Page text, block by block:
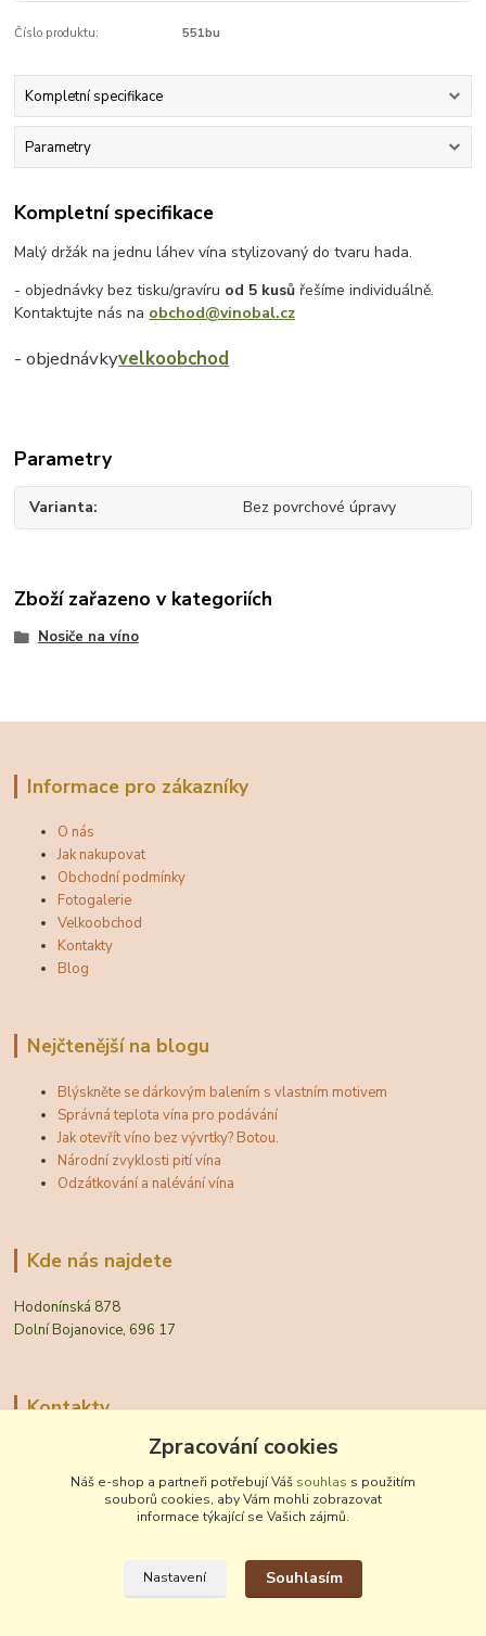
Číslo produktu: 551bu
Kompletní specifikace
Parametry
Kompletní specifikace
Malý držák na jednu láhev vína stylizovaný do tvaru hada.
- objednávky bez tisku/gravíru od 5 kusů řešíme individuálně.
Kontaktujte nás na obchod@vinobal.cz
- objednávkyvelkoobchod
Parametry
Varianta Bez povrchové úpravy
Zboží zařazeno v kategoriích
Nosiče na víno
Informace pro zákazníky
O nás
Jak nakupovat
Obchodní podmínky
Fotogalerie
Velkoobchod
Kontakty
Blog
Nejčtenější na blogu
Blýskněte se dárkovým balením s vlastním motivem
Správná teplota vína pro podávání
Jak otevřít víno bez vývrtky? Botou.
Národní zvyklosti pití vína
Odzátkování a nalévání vína
Kde nás najdete
Hodonínská 878
Dolní Bojanovice, 696 17
Kontakty
Zákaznická podpora Vinobal
+420 518 372 265
(Po-Pá, 7-15 hod.)
Zpracování cookies
Náš e-shop a partneři potřebují Váš souhlas s použitím
souborů cookies, aby Vám mohli zobrazovat
informace týkající se Vašich zájmů.
Nastavení Souhlasím